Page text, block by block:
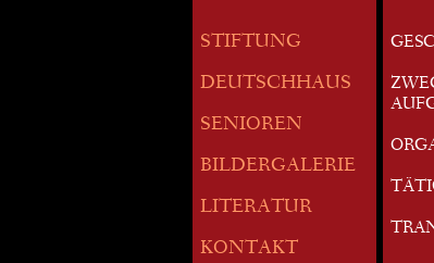
STIFTUNG
DEUTSCHHAUS
SENIOREN
BILDERGALERIE
LITERATUR
KONTAKT